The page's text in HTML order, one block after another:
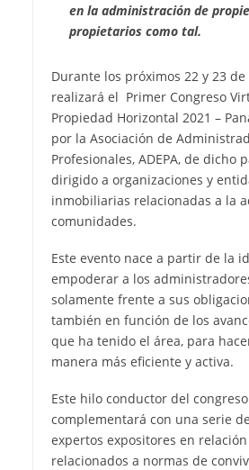
en la administración de
propietarios como tal.
Durante los próximos 22 y 23 de
realizará el Primer Congreso
Propiedad Horizontal 2021 –
por la Asociación de
Profesionales, ADEPA, de dicho
dirigido a organizaciones y
inmobiliarias relacionadas a la
comunidades.
Este evento nace a partir de la
empoderar a los
solamente frente a sus
también en función de los
que ha tenido el área, para
manera más eficiente y activa.
Este hilo conductor del
complementará con una serie
expertos expositores en
relacionados a normas de